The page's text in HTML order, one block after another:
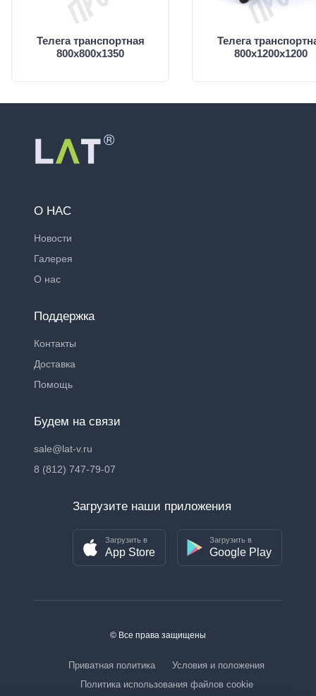
Телега транспортная
800х800х1350
Телега
800х1200х1200
О НАС
Новости
Галерея
О нас
Поддержка
Контакты
Доставка
Помощь
Будем на связи
sale@lat-v.ru
8 (812) 747-79-07
Загрузите наши приложения
Загрузить в
App Store
Загрузить в
Google Play
© Все права защищены
Приватная политика
Условия и положения
Политика использования файлов cookie